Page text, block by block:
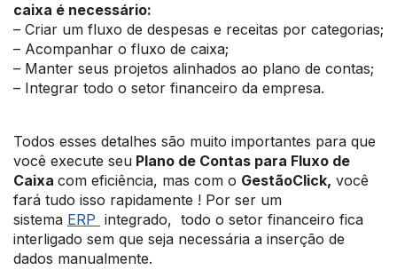
caixa é necessário:
– Criar um fluxo de despesas e receitas por categorias;
– Acompanhar o fluxo de caixa;
– Manter seus projetos alinhados ao plano de contas;
– Integrar todo o setor financeiro da empresa.
Todos esses detalhes são muito importantes para que
você execute seu Plano de Contas para Fluxo de
Caixa com eficiência, mas com o GestãoClick, você
fará tudo isso rapidamente ! Por ser um
sistema ERP integrado, todo o setor financeiro fica
interligado sem que seja necessária a inserção de
dados manualmente.